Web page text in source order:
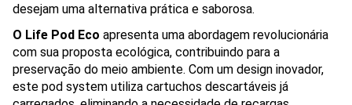
desejam uma alternativa prática e saborosa.
O Life Pod Eco apresenta uma abordagem revolucionária
com sua proposta ecológica, contribuindo para a
preservação do meio ambiente. Com um design inovador,
este pod system utiliza cartuchos descartáveis já